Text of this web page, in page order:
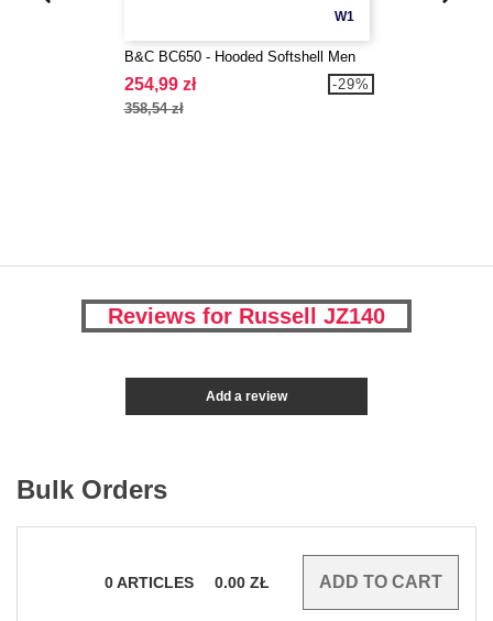
W1
B&C BC650 - Hooded Softshell Men
254,99 zł
358,54 zł
-29%
Reviews for Russell JZ140
Add a review
Bulk Orders
0ARTICLES 0.00 ZŁ